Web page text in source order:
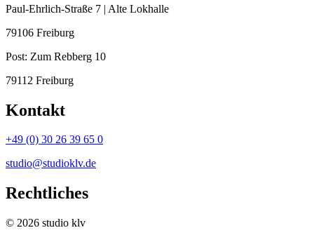
Paul-Ehrlich-Straße 7 | Alte Lokhalle
79106 Freiburg
Post: Zum Rebberg 10
79112 Freiburg
Kontakt
+49 (0) 30 26 39 65 0
studio@studioklv.de
Rechtliches
© 2026 studio klv